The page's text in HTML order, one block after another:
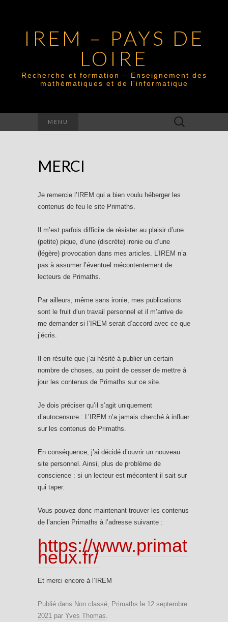
IREM – PAYS DE
LOIRE
Recherche et formation – Enseignement des
mathématiques et de l'informatique
MENU Rechercher :
MERCI
Je remercie l’IREM qui a bien voulu héberger les
contenus de feu le site Primaths.
Il m’est parfois difficile de résister au plaisir d’une
(petite) pique, d’une (discrète) ironie ou d’une
(légère) provocation dans mes articles. L’IREM n’a
pas à assumer l’éventuel mécontentement de
lecteurs de Primaths.
Par ailleurs, même sans ironie, mes publications
sont le fruit d’un travail personnel et il m’arrive de
me demander si l’IREM serait d’accord avec ce que
j’écris.
Il en résulte que j’ai hésité à publier un certain
nombre de choses, au point de cesser de mettre à
jour les contenus de Primaths sur ce site.
Je dois préciser qu’il s’agit uniquement
d’autocensure : L’IREM n’a jamais cherché à influer
sur les contenus de Primaths.
En conséquence, j’ai décidé d’ouvrir un nouveau
site personnel. Ainsi, plus de problème de
conscience : si un lecteur est mécontent il sait sur
qui taper.
Vous pouvez donc maintenant trouver les contenus
de l’ancien Primaths à l’adresse suivante :
https://www.primat
heux.fr/
Et merci encore à l’IREM
Publié dans Non classé, Primaths le 12 septembre
2021 par Yves Thomas.